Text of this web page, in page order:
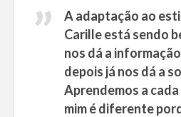
A adaptação ao
Carille está sendo
nos dá a
depois já nos dá a
Aprendemos a cada
mim é diferente